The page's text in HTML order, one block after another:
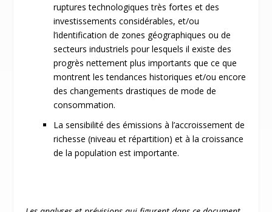
ruptures technologiques très fortes et des
investissements considérables, et/ou
l’identification de zones géographiques ou de
secteurs industriels pour lesquels il existe des
progrès nettement plus importants que ce que
montrent les tendances historiques et/ou encore
des changements drastiques de mode de
consommation.
La sensibilité des émissions à l’accroissement de
richesse (niveau et répartition) et à la croissance
de la population est importante.